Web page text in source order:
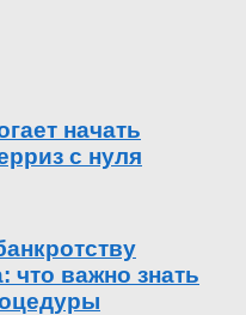
начать
с нуля
что важно знать